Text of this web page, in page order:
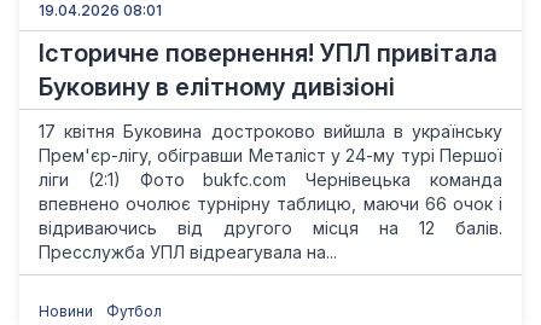
19.04.2026 08:01
Історичне повернення! УПЛ привітала
Буковину в елітному дивізіоні
17 квітня Буковина достроково вийшла в українську
Прем'єр-лігу, обігравши Металіст у 24-му турі Першої
ліги (2:1) Фото bukfc.com Чернівецька команда
впевнено очолює турнірну таблицю, маючи 66 очок і
відриваючись від другого місця на 12 балів.
Пресслужба УПЛ відреагувала на...
Новини Футбол